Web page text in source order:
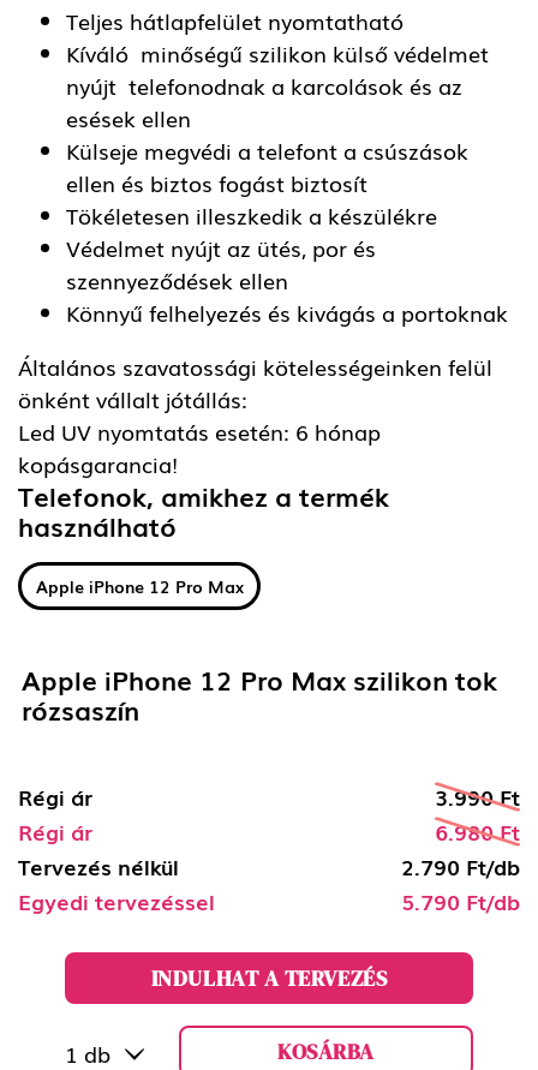
Teljes hátlapfelület nyomtatható
Kíváló minőségű szilikon külső védelmet
nyújt telefonodnak a karcolások és az
esések ellen
Külseje megvédi a telefont a csúszások
ellen és biztos fogást biztosít
Tökéletesen illeszkedik a készülékre
Védelmet nyújt az ütés, por és
szennyeződések ellen
Könnyű felhelyezés és kivágás a portoknak
Általános szavatossági kötelességeinken felül
önként vállalt jótállás:
Led UV nyomtatás esetén: 6 hónap
kopásgarancia!
Telefonok, amikhez a termék
használható
Apple iPhone 12 Pro Max
Apple iPhone 12 Pro Max szilikon tok
rózsaszín
Régi ár
3.990 Ft
Régi ár
6.980 Ft
Tervezés nélkül
2.790 Ft/db
Egyedi tervezéssel
5.790 Ft/db
INDULHAT A TERVEZÉS
1 db KOSÁRBA